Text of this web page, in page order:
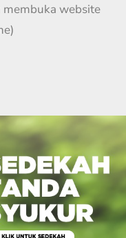
membuka website